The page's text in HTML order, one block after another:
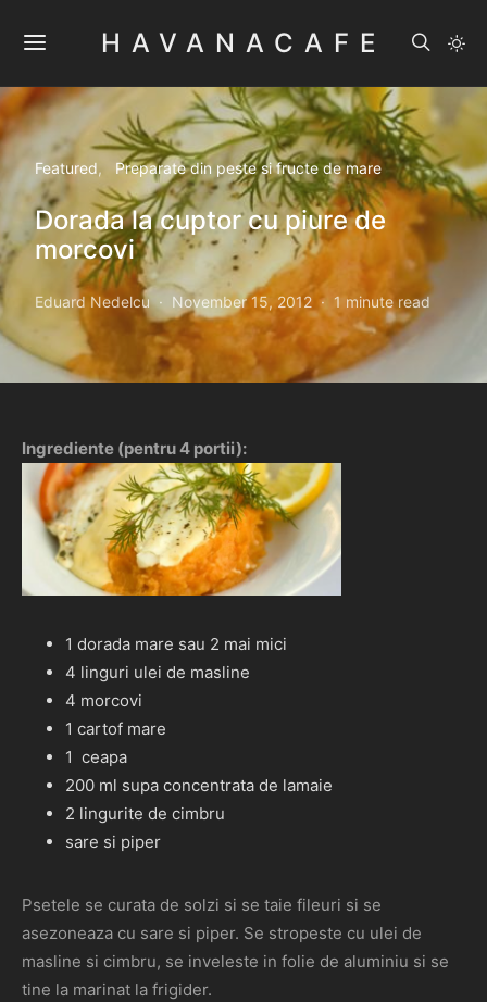
HAVANACAFE
Featured Preparate din peste si fructe de mare
Dorada la cuptor cu piure de
morcovi
Eduard Nedelcu November 15, 2012 1 minute read
Ingrediente (pentru 4 portii):
1 dorada mare sau 2 mai mici
4 linguri ulei de masline
4 morcovi
1 cartof mare
1 ceapa
200 ml supa concentrata de lamaie
2 lingurite de cimbru
sare si piper
Psetele se curata de solzi si se taie fileuri si se
asezoneaza cu sare si piper. Se stropeste cu ulei de
masline si cimbru, se inveleste in folie de aluminiu si se
tine la marinat la frigider.